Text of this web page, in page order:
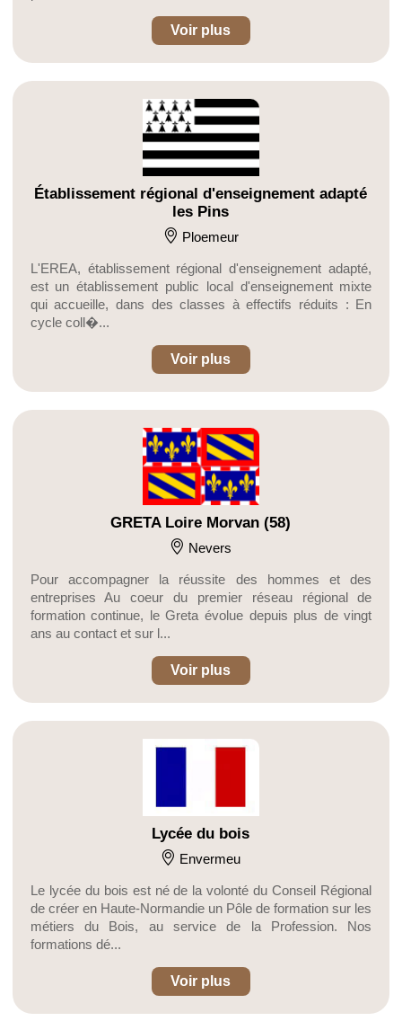
Voir plus
Établissement régional d'enseignement adapté
les Pins
Ploemeur
L'EREA, établissement régional d'enseignement adapté,
est un établissement public local d'enseignement mixte
qui accueille, dans des classes à effectifs réduits : En
cycle coll�...
Voir plus
GRETA Loire Morvan (58)
Nevers
Pour accompagner la réussite des hommes et des
entreprises Au coeur du premier réseau régional de
formation continue, le Greta évolue depuis plus de vingt
ans au contact et sur l...
Voir plus
Lycée du bois
Envermeu
Le lycée du bois est né de la volonté du Conseil Régional
de créer en Haute-Normandie un Pôle de formation sur les
métiers du Bois, au service de la Profession. Nos
formations dé...
Voir plus